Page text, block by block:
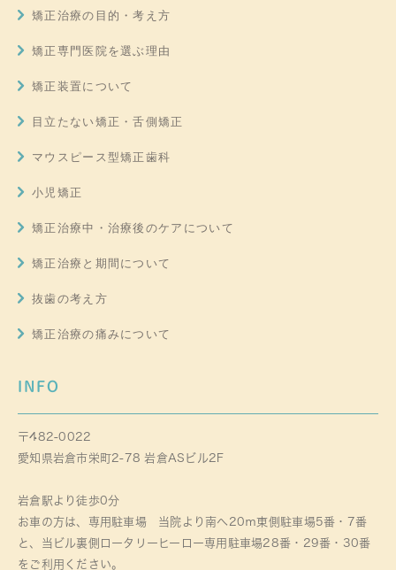
矯正治療の目的・考え方
矯正専門医院を選ぶ理由
矯正装置について
目立たない矯正・舌側矯正
マウスピース型矯正歯科
小児矯正
矯正治療中・治療後のケアについて
矯正治療と期間について
抜歯の考え方
矯正治療の痛みについて
INFO
〒482-0022
愛知県岩倉市栄町2-78 岩倉ASビル2F
岩倉駅より徒歩0分
お車の方は、専用駐車場 当院より南へ20ｍ東側駐車場5番・7番
と、当ビル裏側ロータリーヒーロー専用駐車場28番・29番・30番
をご利用ください。